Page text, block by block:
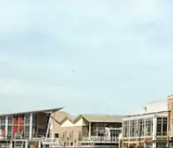
או החלקה.